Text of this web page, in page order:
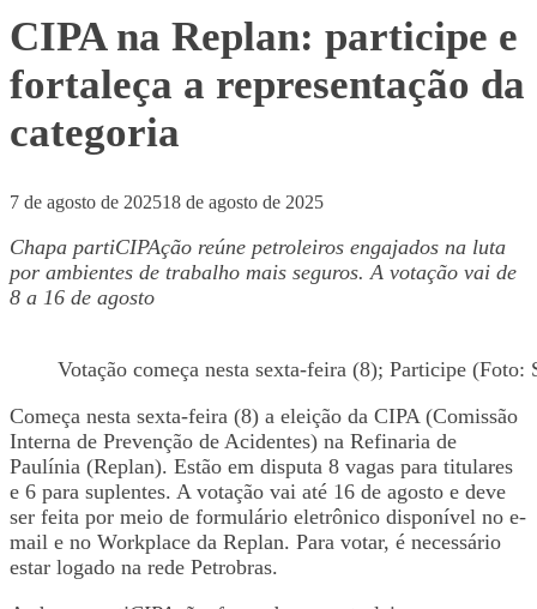
CIPA na Replan: participe e
fortaleça a representação da
categoria
7 de agosto de 202518 de agosto de 2025
Chapa partiCIPAção reúne petroleiros engajados na luta
por ambientes de trabalho mais seguros. A votação vai de
8 a 16 de agosto
Votação começa nesta sexta-feira (8); Participe
Começa nesta sexta-feira (8) a eleição da CIPA (Comissão
Interna de Prevenção de Acidentes) na Refinaria de
Paulínia (Replan). Estão em disputa 8 vagas para titulares
e 6 para suplentes. A votação vai até 16 de agosto e deve
ser feita por meio de formulário eletrônico disponível no e-
mail e no Workplace da Replan. Para votar, é necessário
estar logado na rede Petrobras.